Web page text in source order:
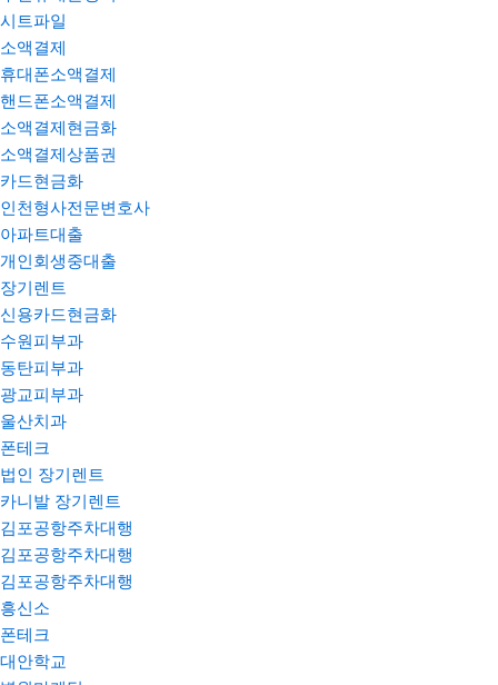
시트파일
소액결제
휴대폰소액결제
핸드폰소액결제
소액결제현금화
소액결제상품권
카드현금화
인천형사전문변호사
아파트대출
개인회생중대출
장기렌트
신용카드현금화
수원피부과
동탄피부과
광교피부과
울산치과
폰테크
법인 장기렌트
카니발 장기렌트
김포공항주차대행
김포공항주차대행
김포공항주차대행
흥신소
폰테크
대안학교